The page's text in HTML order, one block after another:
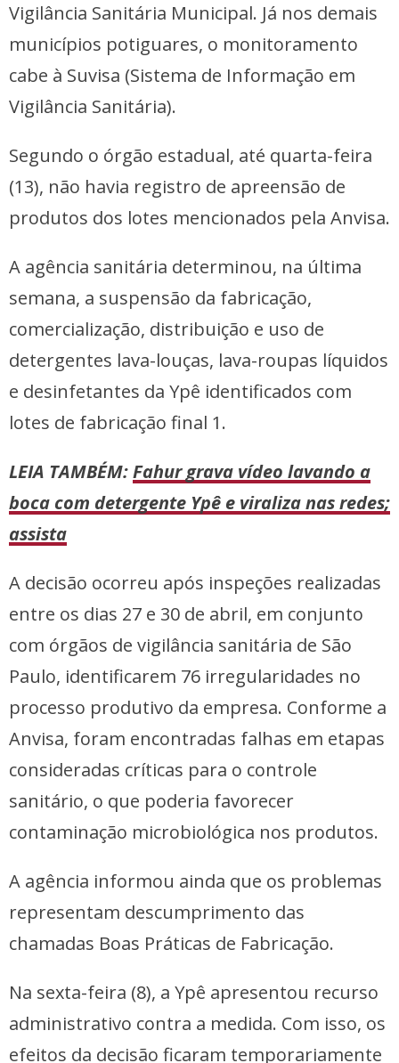
Vigilância Sanitária Municipal. Já nos demais
municípios potiguares, o monitoramento
cabe à Suvisa (Sistema de Informação em
Vigilância Sanitária).
Segundo o órgão estadual, até quarta-feira
(13), não havia registro de apreensão de
produtos dos lotes mencionados pela Anvisa.
A agência sanitária determinou, na última
semana, a suspensão da fabricação,
comercialização, distribuição e uso de
detergentes lava-louças, lava-roupas líquidos
e desinfetantes da Ypê identificados com
lotes de fabricação final 1.
LEIA TAMBÉM:Fahur grava vídeo lavando a
boca com detergente Ypê e viraliza nas redes;
assista
A decisão ocorreu após inspeções realizadas
entre os dias 27 e 30 de abril, em conjunto
com órgãos de vigilância sanitária de São
Paulo, identificarem 76 irregularidades no
processo produtivo da empresa. Conforme a
Anvisa, foram encontradas falhas em etapas
consideradas críticas para o controle
sanitário, o que poderia favorecer
contaminação microbiológica nos produtos.
A agência informou ainda que os problemas
representam descumprimento das
chamadas Boas Práticas de Fabricação.
Na sexta-feira (8), a Ypê apresentou recurso
administrativo contra a medida. Com isso, os
efeitos da decisão ficaram temporariamente